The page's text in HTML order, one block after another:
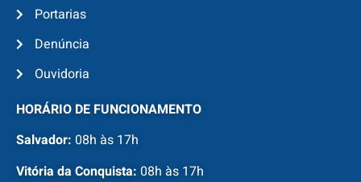
Portarias
Denúncia
Ouvidoria
HORÁRIO DE FUNCIONAMENTO
Salvador: 08h às 17h
Vitória da Conquista: 08h às 17h